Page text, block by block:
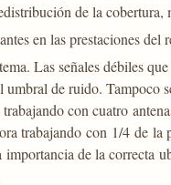
de la
en las prestaciones del
Las señales débiles
umbral de ruido. Tampoco
con cuatro
trabajando con 1/4 de
importancia de la correcta